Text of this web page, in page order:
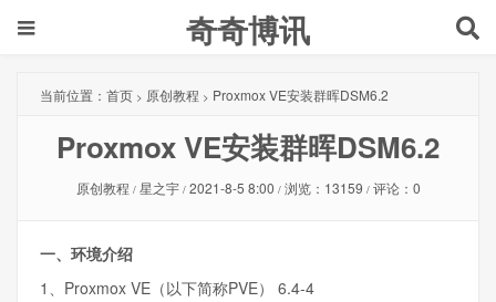
奇奇博讯
当前位置： 首页 > 原创教程 > Proxmox VE安装群晖DSM6.2
Proxmox VE安装群晖DSM6.2
原创教程 / 星之宇 / 2021-8-5 8:00 / 浏览：13159 / 评论：0
一、环境介绍
1、Proxmox VE（以下简称PVE） 6.4-4